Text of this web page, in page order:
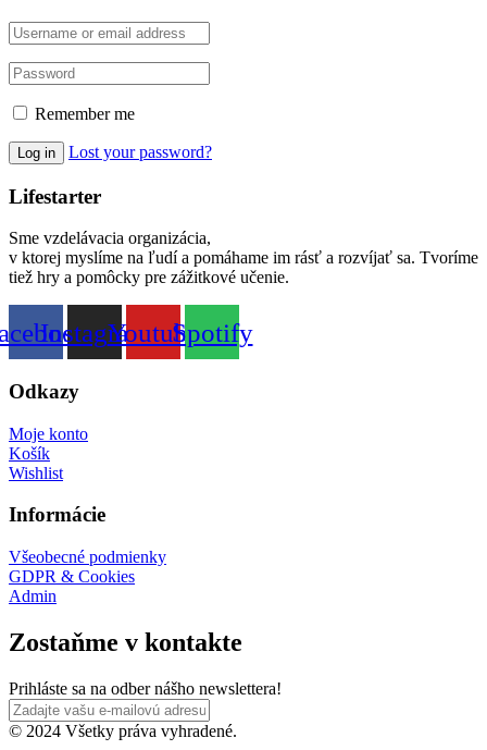
Remember me
Log in Lost your password?
Lifestarter
Sme vzdelávacia organizácia,
v ktorej myslíme na ľudí a pomáhame im rásť a rozvíjať sa. Tvoríme
tiež hry a pomôcky pre zážitkové učenie.
InstagramYoutubeSpotify
Odkazy
Moje konto
Košík
Wishlist
Informácie
Všeobecné podmienky
GDPR & Cookies
Admin
Zostaňme v kontakte
Prihláste sa na odber nášho newslettera!
© 2024 Všetky práva vyhradené.